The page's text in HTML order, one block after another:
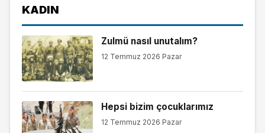
KADIN
Zulmü nasıl unutalım?
12 Temmuz 2026 Pazar
Hepsi bizim çocuklarımız
12 Temmuz 2026 Pazar